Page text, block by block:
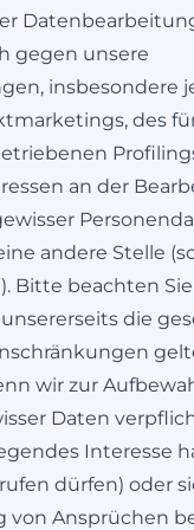
gegen unsere
insbesondere
des
an der
andere Stelle
Bitte beachten Sie
die
wir zur
Daten
Interesse
dürfen) oder
von Ansprüchen